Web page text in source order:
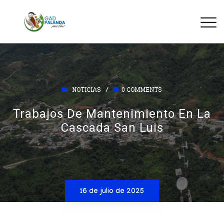
NOTICIAS / 0 COMMENTS
Trabajos De Mantenimiento En La
Cascada San Luis
16 de julio de 2025